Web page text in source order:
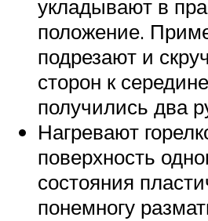
укладывают в
положение.
подрезают и
сторон к
получились два
Нагревают
поверхность
состояния
понемногу